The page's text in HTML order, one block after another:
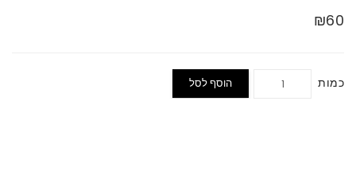
₪60
כמות הוסף לסל